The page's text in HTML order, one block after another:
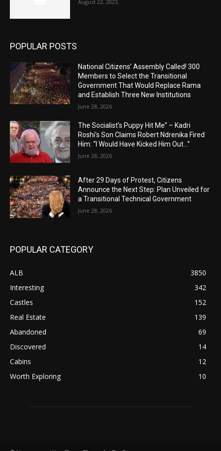
August 22, 2025
POPULAR POSTS
National Citizens’ Assembly Called! 300
Members to Select the Transitional
Government That Would Replace Rama
and Establish Three New Institutions
June 28, 2026
The Socialist’s Puppy Hit Me” – Kadri
Roshi’s Son Claims Robert Ndrenika Fired
Him: “I Would Have Kicked Him Out…”
June 28, 2026
After 29 Days of Protest, Citizens
Announce the Next Step: Plan Unveiled for
a Transitional Technical Government
June 28, 2026
POPULAR CATEGORY
ALB
3850
Interesting
342
Castles
152
Real Estate
139
Abandoned
69
Discovered
14
Cabins
12
Worth Exploring
10